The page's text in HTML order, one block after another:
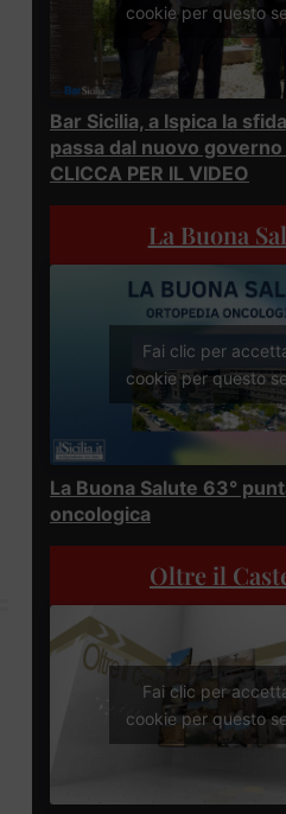
cookie per questo
Bar Sicilia, a Ispica la
passa dal nuovo
CLICCA PER IL VIDEO
La Buona
Fai clic per
cookie per questo
La Buona Salute 63°
oncologica
Oltre il
Fai clic per
cookie per questo